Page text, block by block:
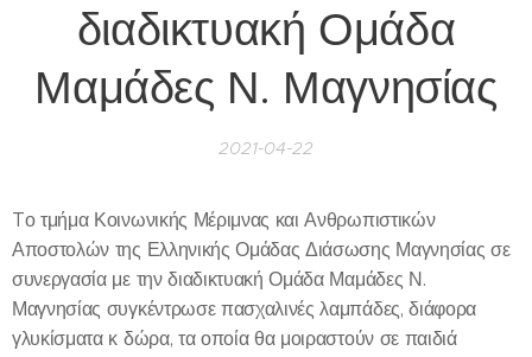
διαδικτυακή Ομάδα
Μαμάδες Ν. Μαγνησίας
2021-04-22
Tο τμήμα Κοινωνικής Μέριμνας και Ανθρωπιστικών
Αποστολών της Ελληνικής Ομάδας Διάσωσης Μαγνησίας σε
συνεργασία με την διαδικτυακή Ομάδα Μαμάδες Ν.
Μαγνησίας συγκέντρωσε πασχαλινές λαμπάδες, διάφορα
γλυκίσματα κ δώρα, τα οποία θα μοιραστούν σε παιδιά